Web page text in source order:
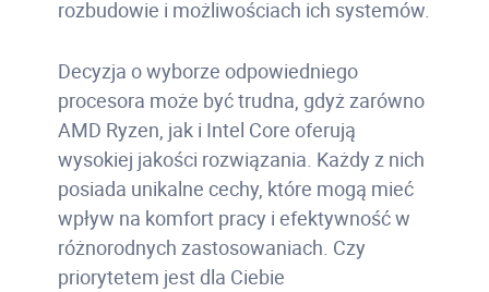
rozbudowie i możliwościach ich systemów.
Decyzja o wyborze odpowiedniego
procesora może być trudna, gdyż zarówno
AMD Ryzen, jak i Intel Core oferują
wysokiej jakości rozwiązania. Każdy z nich
posiada unikalne cechy, które mogą mieć
wpływ na komfort pracy i efektywność w
różnorodnych zastosowaniach. Czy
priorytetem jest dla Ciebie